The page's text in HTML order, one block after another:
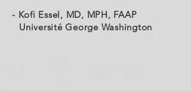
- Kofi Essel, MD, MPH, FAAP
Université George Washington